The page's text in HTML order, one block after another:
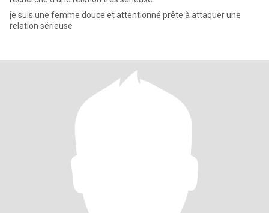
je suis une femme douce et attentionné prête à attaquer une
relation sérieuse